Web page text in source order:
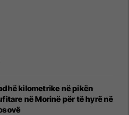
kilometrike në pikën
në Morinë për të hyrë në